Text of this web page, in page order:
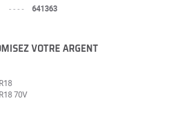
---- 641363
VOTRE ARGENT
70V